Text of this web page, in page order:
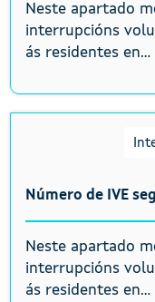
Neste apartado
interrupcións
ás residentes en...
Número de IVE
Neste apartado
interrupcións
ás residentes en...